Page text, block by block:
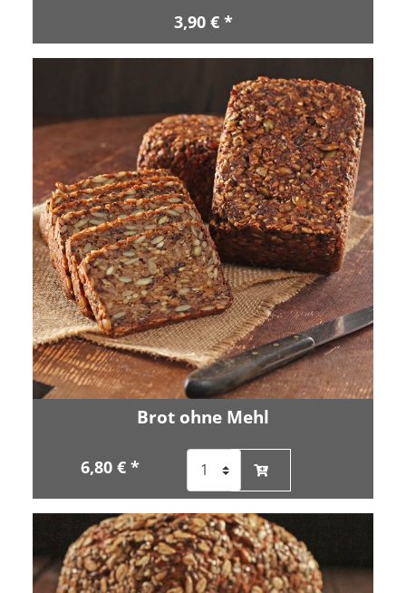
3,90 € *
Brot ohne Mehl
6,80 € *